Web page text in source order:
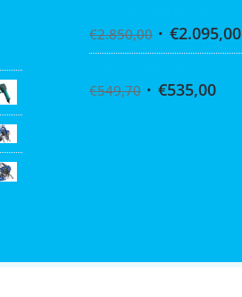
€2.850,00 €2.095,00
€549,70 €535,00